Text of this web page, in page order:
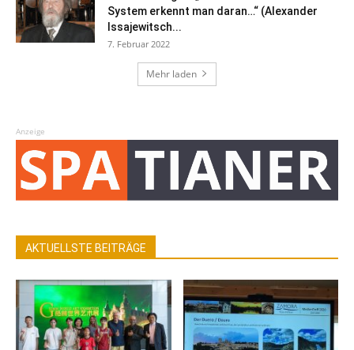
System erkennt man daran…“ (Alexander
Issajewitsch...
7. Februar 2022
Mehr laden
Anzeige
AKTUELLSTE BEITRÄGE